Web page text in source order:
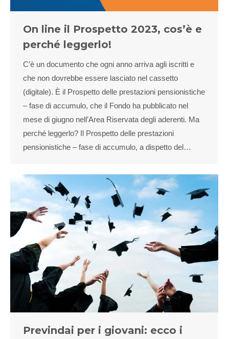
On line il Prospetto 2023, cos’è e
perché leggerlo!
C’è un documento che ogni anno arriva agli iscritti e
che non dovrebbe essere lasciato nel cassetto
(digitale). È il Prospetto delle prestazioni pensionistiche
– fase di accumulo, che il Fondo ha pubblicato nel
mese di giugno nell’Area Riservata degli aderenti. Ma
perché leggerlo? Il Prospetto delle prestazioni
pensionistiche – fase di accumulo, a dispetto del…
Previndai per i giovani: ecco i